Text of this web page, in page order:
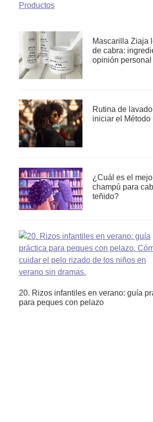
Productos
Mascarilla Ziaja
de cabra:
opinión personal
Rutina de
iniciar el Método
¿Cuál es el
champú para
teñido?
20. Rizos infantiles en verano: guía
para peques con pelazo